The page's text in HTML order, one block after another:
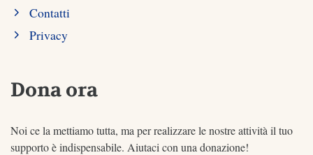
Contatti
Privacy
Dona ora
Noi ce la mettiamo tutta, ma per realizzare le nostre attività il tuo
supporto è indispensabile. Aiutaci con una donazione!